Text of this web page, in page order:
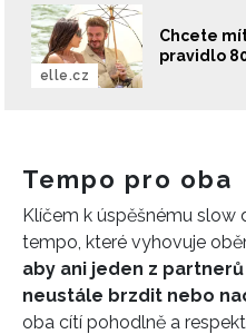
Chcete
pravidlo
elle.cz
Tempo pro oba
Klíčem k úspěšnému slow
tempo, které vyhovuje
aby ani jeden z
neustále brzdit nebo
oba cítí pohodlně a